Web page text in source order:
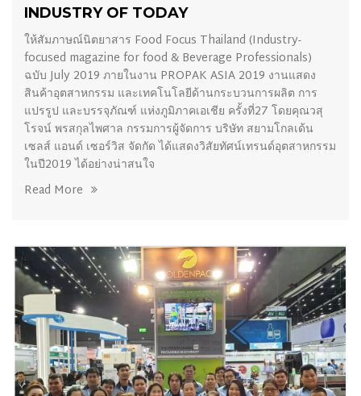
INDUSTRY OF TODAY
ให้สัมภาษณ์นิตยาสาร Food Focus Thailand (Industry-
focused magazine for food & Beverage Professionals)
ฉบับ July 2019 ภายในงาน PROPAK ASIA 2019 งานแสดง
สินค้าอุตสาหกรรม และเทคโนโลยีด้านกระบวนการผลิต การ
แปรรูป และบรรจุภัณฑ์ แห่งภูมิภาคเอเชีย ครั้งที่27 โดยคุณวสุ
โรจน์ พรสกุลไพศาล กรรมการผู้จัดการ บริษัท สยามโกลเด้น
เซลส์ แอนด์ เซอร์วิส จัดกัด ได้แสดงวิสัยทัศน์เทรนด์อุตสาหกรรม
ในปี2019 ได้อย่างน่าสนใจ
Read More